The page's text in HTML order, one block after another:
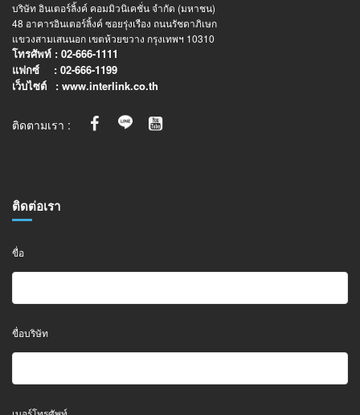
บริษัท อินเตอร์ลิ้งค์ คอมมิวนิเคชั่น จำกัด (มหาชน)
48 อาคารอินเตอร์ลิ้งค์ ซอยรุ่งเรือง ถนนรัชดาภิเษก
แขวงสามเสนนอก เขตห้วยขวาง กรุงเทพฯ 10310
โทรศัพท์ : 02-666-1111
แฟกซ์
: 02-666-1199
เว็บไซต์
: www.interlink.co.th
ติดตามเรา :
ติดต่อเรา
ขื่อ
ขื่อบริษัท